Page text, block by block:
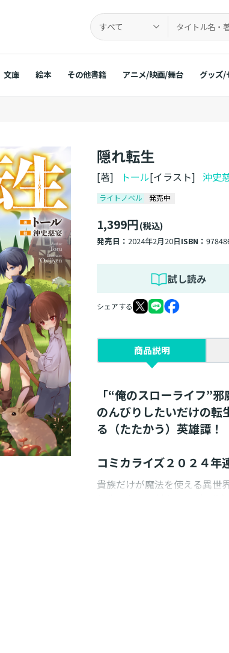
すべて
文庫 絵本 その他書籍 アニメ/映画/舞台 グッズ/
隠れ転生
[著] トール[イラスト]沖史
ライトノベル 発売中
1,399円(税込)
発売日：2024年2月20日ISBN：
試し読み
シェアする
商品説明
「“俺のスローライフ”
のんびりしたいだけの転
る（たたかう）英雄譚！
コミカライズ２０２４年
貴族だけが魔法を使える異世
楽しかった。 残酷天使（プ